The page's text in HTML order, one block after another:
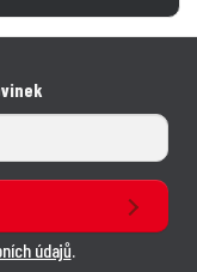
údajů.